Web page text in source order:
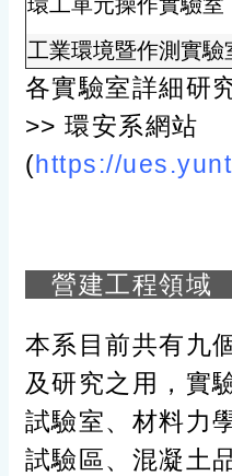
工業環境暨作測實驗
各實驗室詳細研
>> 環安系網站
(https://
營建工程領域
本系目前共有九
及研究之用，實
試驗室、材料力
試驗區、混凝土